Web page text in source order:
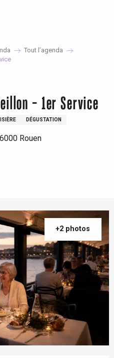
Tout l’agenda
- 1er Service
DÉGUSTATION
Rouen
+2 photos